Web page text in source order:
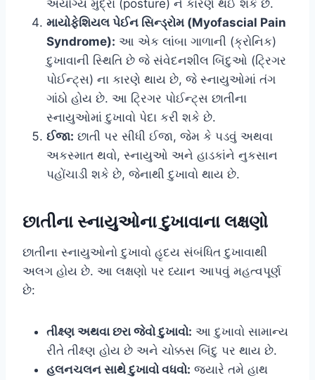
અયોગ્ય મુદ્રા (posture) ને કારણે થઈ શકે છે.
માયોફેશિયલ પેઈન સિન્ડ્રોમ (Myofascial Pain
Syndrome): આ એક લાંબા ગાળાની (ક્રોનિક)
દુખાવાની સ્થિતિ છે જે સંવેદનશીલ બિંદુઓ (ટ્રિગર
પોઈન્ટ્સ) ના કારણે થાય છે, જે સ્નાયુઓમાં તંગ
ગાંઠો હોય છે. આ ટ્રિગર પોઈન્ટ્સ છાતીના
સ્નાયુઓમાં દુખાવો પેદા કરી શકે છે.
ઈજા: છાતી પર સીધી ઈજા, જેમ કે પડવું અથવા
અકસ્માત થવો, સ્નાયુઓ અને હાડકાંને નુકસાન
પહોંચાડી શકે છે, જેનાથી દુખાવો થાય છે.
છાતીના સ્નાયુઓના દુખાવાના લક્ષણો
છાતીના સ્નાયુઓનો દુખાવો હૃદય સંબંધિત દુખાવાથી
અલગ હોય છે. આ લક્ષણો પર ધ્યાન આપવું મહત્વપૂર્ણ
છે:
તીક્ષ્ણ અથવા છરા જેવો દુખાવો: આ દુખાવો સામાન્ય
રીતે તીક્ષ્ણ હોય છે અને ચોક્કસ બિંદુ પર થાય છે.
હલનચલન સાથે દુખાવો વધવો: જ્યારે તમે હાથ